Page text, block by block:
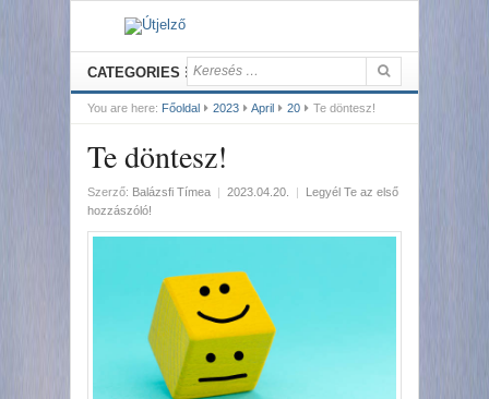
CATEGORIES
You are here: Főoldal 2023 April 20 Te döntesz!
Te döntesz!
Szerző: Balázsfi Tímea | 2023.04.20. |
Legyél Te az első
hozzászóló!